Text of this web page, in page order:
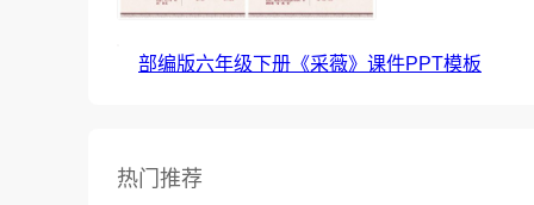
部编版六年级下册《采薇》课件PPT模板
热门推荐